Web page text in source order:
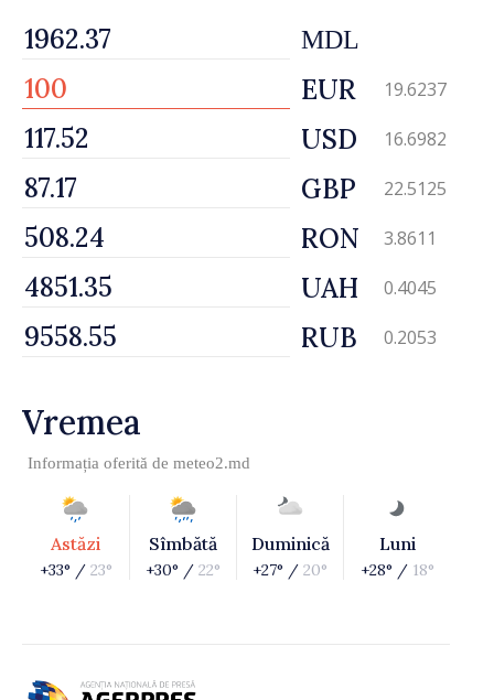
MDL
EUR 19.6237
USD 16.6982
GBP 22.5125
RON 3.8611
UAH 0.4045
RUB 0.2053
Vremea
Informația oferită de meteo2.md
Astăzi
+33° / 23°
Sîmbătă
+30° / 22°
Duminică
+27° / 20°
Luni
+28° / 18°